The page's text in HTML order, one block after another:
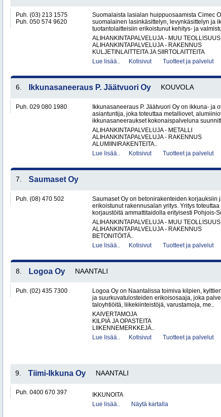
Puh. (03) 213 1575
Puh. 050 574 9620
Suomalaista lasialan huippuosaamista Cimec
suomalainen lasinkäsittelyn, levynkäsittelyn ja
tuotantolaitteisiin erikoistunut kehitys- ja
ALIHANKINTAPALVELUJA - MUU TEOLLISUUS
ALIHANKINTAPALVELUJA - RAKENNUS
KULJETINLAITTEITA JA SIIRTOLAITTEITA
Lue lisää..
Kotisivut Tuotteet ja palvelut
6. Ikkunasaneeraus P. Jäätvuori Oy KOUVOLA
Puh. 029 080 1980
Ikkunasaneeraus P. Jäätvuori Oy on ikkuna- ja
asiantuntija, joka toteuttaa metalliovet,
ikkunasaneeraukset kokonaispalveluna
ALIHANKINTAPALVELUJA - METALLI
ALIHANKINTAPALVELUJA - RAKENNUS
ALUMIINIRAKENTEITA..
Lue lisää..
Kotisivut Tuotteet ja palvelut
7. Saumaset Oy
Puh. (08) 470 502
Saumaset Oy on betonirakenteiden korjauksiin
erikoistunut rakennusalan yritys. Yritys
korjaustöitä ammattitaidolla erityisesti Pohjois-
ALIHANKINTAPALVELUJA - MUU TEOLLISUUS
ALIHANKINTAPALVELUJA - RAKENNUS
BETONITÖITÄ..
Lue lisää..
Kotisivut Tuotteet ja palvelut
8. Logoa Oy NAANTALI
Puh. (02) 435 7300
Logoa Oy on Naantalissa toimiva kilpien,
ja suurkuvatulosteiden erikoisosaaja, joka
taloyhtiöitä, liikekiinteistöjä, varustamoja, me..
KAIVERTAMOJA
KILPIÄ JA OPASTEITA
LIIKENNEMERKKEJÄ..
Lue lisää..
Kotisivut Tuotteet ja palvelut
9. Tiimi-Ikkuna Oy NAANTALI
Puh. 0400 670 397
IKKUNOITA
Lue lisää..
Näytä kartalla